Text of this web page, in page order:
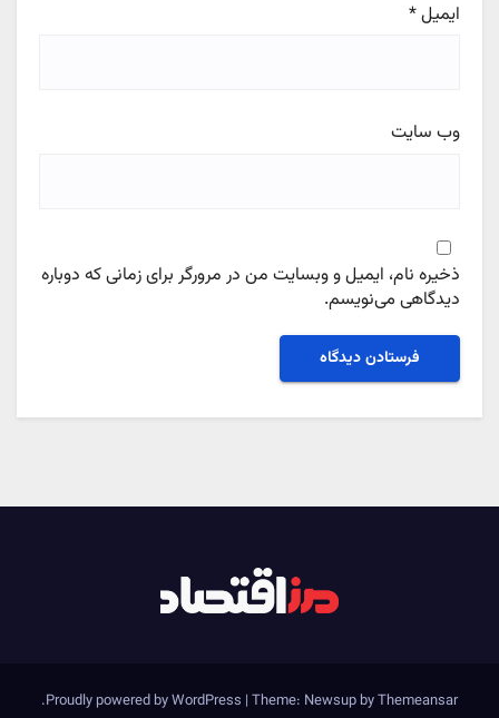
ایمیل*
وب‌ سایت
ذخیره نام، ایمیل و وبسایت من در مرورگر برای زمانی که دوباره
دیدگاهی می‌نویسم.
Proudly powered by WordPress | Theme: Newsup byThemeansar
.